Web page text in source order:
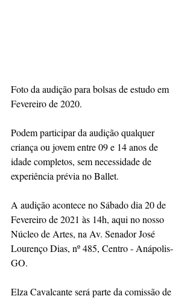
Foto da audição para bolsas de estudo em
Fevereiro de 2020.
Podem participar da audição qualquer
criança ou jovem entre 09 e 14 anos de
idade completos, sem necessidade de
experiência prévia no Ballet.
A audição acontece no Sábado dia 20 de
Fevereiro de 2021 às 14h, aqui no nosso
Núcleo de Artes, na Av. Senador José
Lourenço Dias, nº 485, Centro - Anápolis-
GO.
Elza Cavalcante será parte da comissão de